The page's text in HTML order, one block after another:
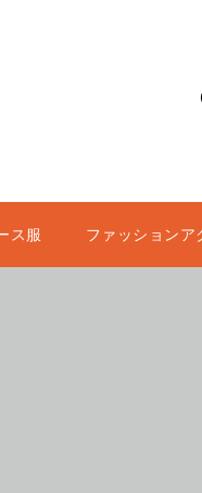
ス服 ファッションア